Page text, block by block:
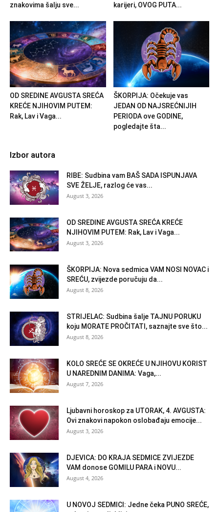
znakovima šalju sve...
karijeri, OVOG PUTA...
OD SREDINE AVGUSTA SREĆA
KREĆE NJIHOVIM PUTEM:
Rak, Lav i Vaga...
ŠKORPIJA: Očekuje vas
JEDAN OD NAJSREĆNIJIH
PERIODA ove GODINE,
pogledajte šta...
Izbor autora
RIBE: Sudbina vam BAŠ SADA ISPUNJAVA
SVE ŽELJE, razlog će vas...
August 3, 2026
OD SREDINE AVGUSTA SREĆA KREĆE
NJIHOVIM PUTEM: Rak, Lav i Vaga...
August 3, 2026
ŠKORPIJA: Nova sedmica VAM NOSI NOVAC i
SREĆU, zvijezde poručuju da...
August 8, 2026
STRIJELAC: Sudbina šalje TAJNU PORUKU
koju MORATE PROČITATI, saznajte sve što...
August 8, 2026
KOLO SREĆE SE OKREĆE U NJIHOVU KORIST
U NAREDNIM DANIMA: Vaga,...
August 7, 2026
Ljubavni horoskop za UTORAK, 4. AVGUSTA:
Ovi znakovi napokon oslobađaju emocije...
August 3, 2026
DJEVICA: DO KRAJA SEDMICE ZVIJEZDE
VAM donose GOMILU PARA i NOVU...
August 4, 2026
U NOVOJ SEDMICI: Jedne čeka PUNO SREĆE,